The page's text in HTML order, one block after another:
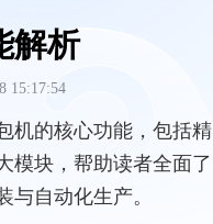
解析
15:17:54
机的核心功能，包括精
模块，帮助读者全面了
与自动化生产。